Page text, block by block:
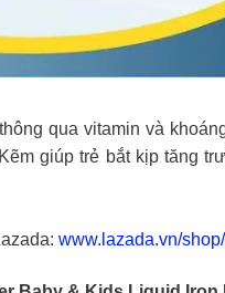
qua vitamin và
giúp trẻ bắt kịp tăng
www.lazada.vn/